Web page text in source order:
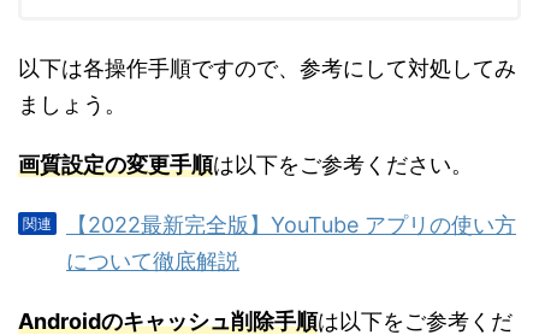
以下は各操作手順ですので、参考にして対処してみ
ましょう。
画質設定の変更手順は以下をご参考ください。
【2022最新完全版】YouTube アプリの使い方
について徹底解説
Androidのキャッシュ削除手順は以下をご参考くだ